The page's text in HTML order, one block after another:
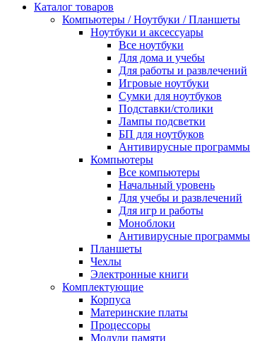
Каталог товаров
Компьютеры / Ноутбуки / Планшеты
Ноутбуки и аксессуары
Все ноутбуки
Для дома и учебы
Для работы и развлечений
Игровые ноутбуки
Сумки для ноутбуков
Подставки/столики
Лампы подсветки
БП для ноутбуков
Антивирусные программы
Компьютеры
Все компьютеры
Начальный уровень
Для учебы и развлечений
Для игр и работы
Моноблоки
Антивирусные программы
Планшеты
Чехлы
Электронные книги
Комплектующие
Корпуса
Материнские платы
Процессоры
Модули памяти